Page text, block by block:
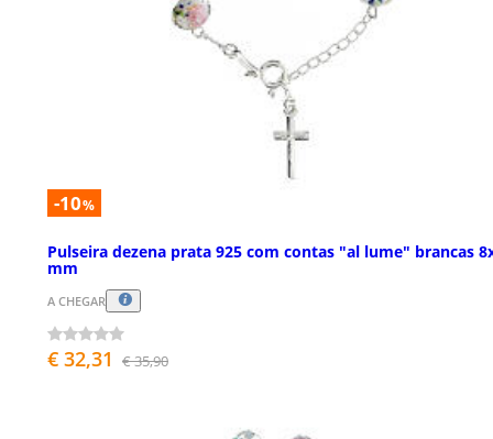
-10%
Pulseira dezena prata 925 com contas "al lume" brancas
mm
A CHEGAR
€ 32,31 € 35,90